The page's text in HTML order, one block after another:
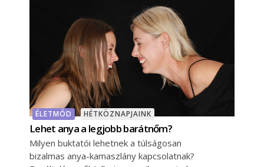
ÉLETMÓD HÉTKÖZNAPJAINK
Lehet anya a legjobb barátnőm?
Milyen buktatói lehetnek a túlságosan
bizalmas anya-kamaszlány kapcsolatnak?